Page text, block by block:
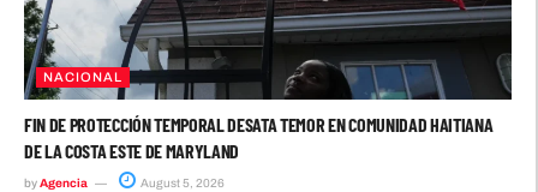
NACIONAL
FIN DE PROTECCIÓN TEMPORAL DESATA TEMOR EN COMUNIDAD HAITIANA
DE LA COSTA ESTE DE MARYLAND
byAgencia August 5, 2026